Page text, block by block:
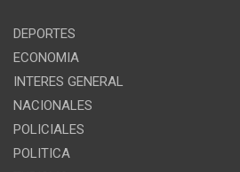
DEPORTES
ECONOMIA
INTERES GENERAL
NACIONALES
POLICIALES
POLITICA